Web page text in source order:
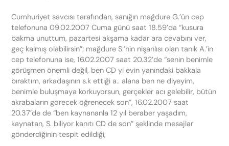
Cumhuriyet savcısı tarafından, sanığın mağdure G.’ün cep
telefonuna 09.02.2007 Cuma günü saat 18.59’da “kusura
bakma unuttum, pazartesi akşama kadar ara cevabını ver,
geç kalmış olabilirsin”; mağdure S.’nin nişanlısı olan tanık A.’in
cep telefonuna ise, 16.02.2007 saat 20.32’de “senin benimle
görüşmen önemli değil, ben CD yi evin yanındaki bakkala
bıraktım, arkadaşının s.k ettiği a.. alana ben ne diyeyim,
benimle buluşmaya korkuyorsun, gerçekler acı gelebilir, bütün
akrabaların görecek öğrenecek son”, 16.02.2007 saat
20.37’de de “ben kaynananla 12 yıl beraber yaşadım,
kaynatan, S. biliyor kanıtı CD de son” şeklinde mesajlar
gönderdiğinin tespit edildiği,